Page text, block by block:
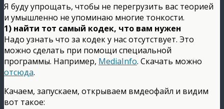
Я буду упрощать, чтобы не перегрузить вас теорией
и умышленно не упоминаю многие тонкости.
1) найти тот самый кодек, что вам нужен
Надо узнать что за кодек у нас отсутствует. Это
можно сделать при помощи специальной
программы. Например, MediaInfo. Скачать можно
отсюда.
Качаем, запускаем, открываем вмдеофайл и видим
вот такое: